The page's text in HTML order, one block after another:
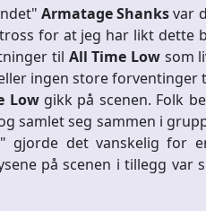
Armatage Shanksvar
for at jeg har likt dette
til All Time Low som
ingen store forventinger
Lowgikk på scenen. Folk
samlet seg sammen i
gjorde det vanskelig for
på scenen i tillegg var